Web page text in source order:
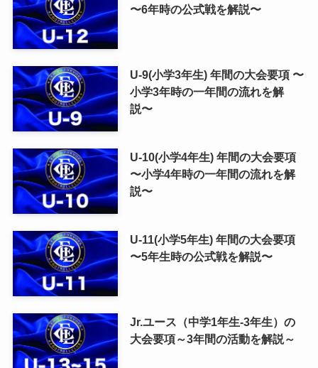
〜6年時の公式戦を解説〜
U-9(小学3年生) 年間の大会要項 〜
小学3年時の一年間の流れを解
説〜
U-10(小学4年生) 年間の大会要項
〜小学4年時の一年間の流れを解
説〜
U-11(小学5年生) 年間の大会要項
〜5年生時の公式戦を解説〜
Jr.ユース（中学1年生-3年生）の
大会要項～3年間の活動を解説～